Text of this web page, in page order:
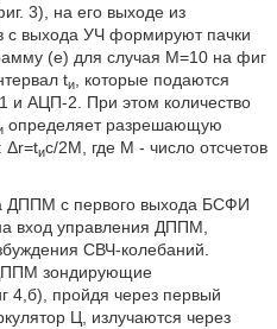
3), на его выходе из
с выхода УЧ формируют пачки
(е) для случая М=10 на фиг
tи, которые подаются
и АЦП-2. При этом количество
определяет разрешающую
Δr=tиc/2M, где М - число отсчетов
ДППМ с первого выхода БСФИ
вход управления ДППМ,
СВЧ-колебаний.
зондирующие
4,б), пройдя через первый
Ц, излучаются через